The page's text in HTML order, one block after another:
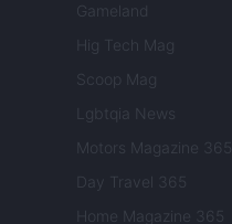
Gameland
Hig Tech Mag
Scoop Mag
Lgbtqia News
Motors Magazine 365
Day Travel 365
Home Magazine 365